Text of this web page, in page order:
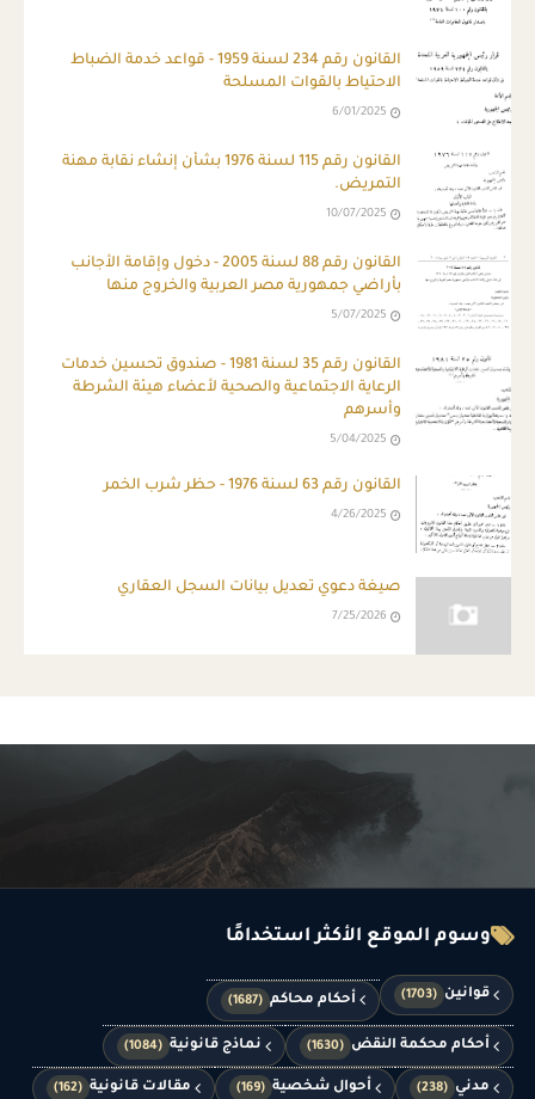
القانون رقم 234 لسنة 1959 - قواعد خدمة الضباط
الاحتياط بالقوات المسلحة
6/01/2025
القانون رقم 115 لسنة 1976 بشأن إنشاء نقابة مهنة
التمريض.
10/07/2025
القانون رقم 88 لسنة 2005 - دخول وإقامة الأجانب
بأراضي جمهورية مصر العربية والخروج منها
5/07/2025
القانون رقم 35 لسنة 1981 - صندوق تحسين خدمات
الرعاية الاجتماعية والصحية لأعضاء هيئة الشرطة
وأسرهم
5/04/2025
القانون رقم 63 لسنة 1976 - حظر شرب الخمر
4/26/2025
صيغة دعوي تعديل بيانات السجل العقاري
7/25/2026
وسوم الموقع الأكثر استخدامًا
قوانين (1703) أحكام محاكم (1687)
أحكام محكمة النقض (1630) نماذج قانونية (1084)
مدني (238) أحوال شخصية (169) مقالات قانونية (162)